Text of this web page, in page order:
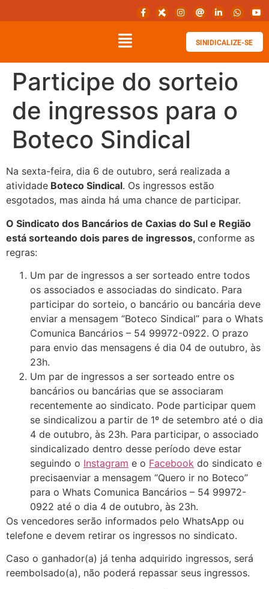
SINIDICALIZE-SE
Participe do sorteio
de ingressos para o
Boteco Sindical
Na sexta-feira, dia 6 de outubro, será realizada a
atividade Boteco Sindical. Os ingressos estão
esgotados, mas ainda há uma chance de participar.
O Sindicato dos Bancários de Caxias do Sul e Região
está sorteando dois pares de ingressos, conforme as
regras:
Um par de ingressos a ser sorteado entre todos
os associados e associadas do sindicato. Para
participar do sorteio, o bancário ou bancária deve
enviar a mensagem “Boteco Sindical” para o Whats
Comunica Bancários – 54 99972-0922. O prazo
para envio das mensagens é dia 04 de outubro, às
23h.
Um par de ingressos a ser sorteado entre os
bancários ou bancárias que se associaram
recentemente ao sindicato. Pode participar quem
se sindicalizou a partir de 1º de setembro até o dia
4 de outubro, às 23h. Para participar, o associado
sindicalizado dentro desse período deve estar
seguindo o Instagram e o Facebook do sindicato e
precisaenviar a mensagem “Quero ir no Boteco”
para o Whats Comunica Bancários – 54 99972-
0922 até o dia 4 de outubro, às 23h.
Os vencedores serão informados pelo WhatsApp ou
telefone e devem retirar os ingressos no sindicato.
Caso o ganhador(a) já tenha adquirido ingressos, será
reembolsado(a), não poderá repassar seus ingressos.